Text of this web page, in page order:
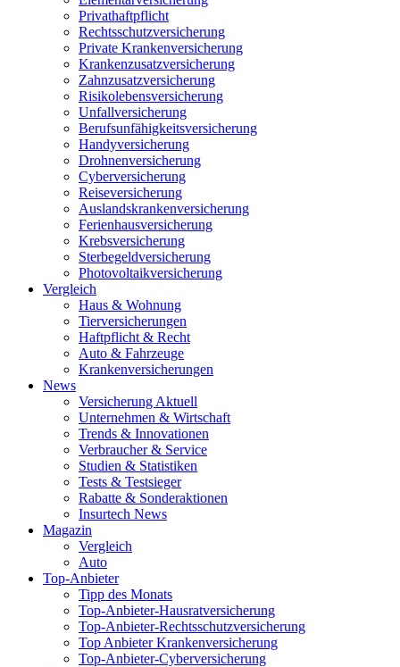
Privathaftpflicht
Rechtsschutzversicherung
Private Krankenversicherung
Krankenzusatzversicherung
Zahnzusatzversicherung
Risikolebensversicherung
Unfallversicherung
Berufsunfähigkeitsversicherung
Handyversicherung
Drohnenversicherung
Cyberversicherung
Reiseversicherung
Auslandskrankenversicherung
Ferienhausversicherung
Krebsversicherung
Sterbegeldversicherung
Photovoltaikversicherung
Vergleich
Haus & Wohnung
Tierversicherungen
Haftpflicht & Recht
Auto & Fahrzeuge
Krankenversicherungen
News
Versicherung Aktuell
Unternehmen & Wirtschaft
Trends & Innovationen
Verbraucher & Service
Studien & Statistiken
Tests & Testsieger
Rabatte & Sonderaktionen
Insurtech News
Magazin
Vergleich
Auto
Top-Anbieter
Tipp des Monats
Top-Anbieter-Hausratversicherung
Top-Anbieter-Rechtsschutzversicherung
Top Anbieter Krankenversicherung
Top-Anbieter-Cyberversicherung